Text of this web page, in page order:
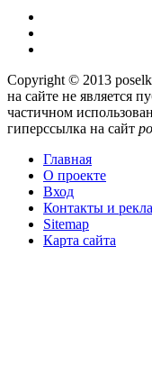
Copyright © 2013
на сайте не является
частичном
гиперссылка на сайт
Главная
О проекте
Вход
Контакты и
Sitemap
Карта сайта